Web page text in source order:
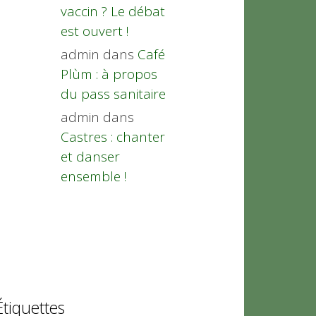
vaccin ? Le débat
est ouvert !
admin dans Café
Plùm : à propos
du pass sanitaire
admin dans
Castres : chanter
et danser
ensemble !